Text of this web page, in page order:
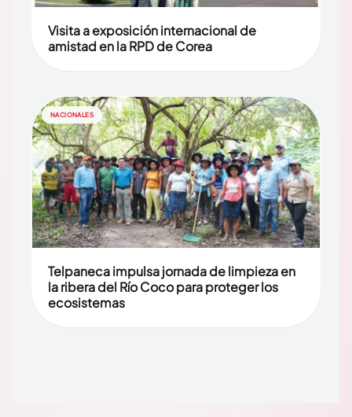
Visita a exposición internacional de
amistad en la RPD de Corea
NACIONALES
Telpaneca impulsa jornada de limpieza en
la ribera del Río Coco para proteger los
ecosistemas